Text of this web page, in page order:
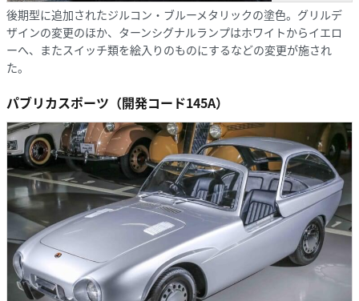
後期型に追加されたジルコン・ブルーメタリックの塗色。グリルデ
ザインの変更のほか、ターンシグナルランプはホワイトからイエロ
ーへ、またスイッチ類を絵入りのものにするなどの変更が施され
た。
パブリカスポーツ（開発コード145A）